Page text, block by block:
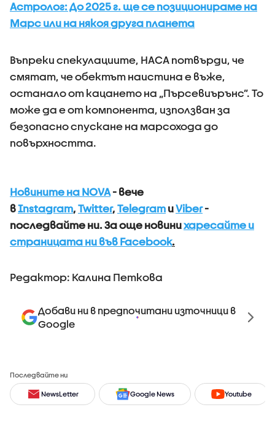
Астролог: До 2025 г. ще се позиционираме на
Марс или на някоя друга планета
Въпреки спекулациите, НАСА потвърди, че
смятат, че обектът наистина е въже,
останало от кацането на „Пърсевиърънс”. То
може да е от компонента, използван за
безопасно спускане на марсохода до
повърхността.
Новините на NOVA- вече
вInstagram, Twitter, Telegram иViber-
последвайте ни.За още новинихаресайте и
страницата ни във Facebook.
Редактор: Калина Петкова
Добави ни в предпочитани източници в
Google
Последвайте ни
NewsLetter Google News Youtube